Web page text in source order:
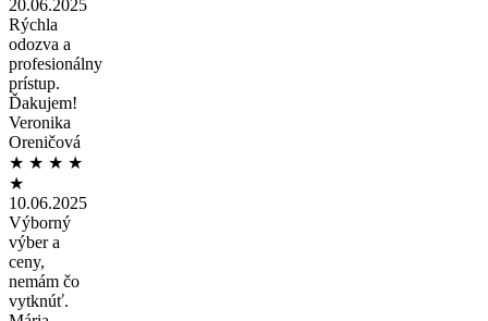
20.06.2025
Rýchla
odozva a
profesionálny
prístup.
Ďakujem!
Veronika
Oreničová
★ ★ ★ ★
★
10.06.2025
Výborný
výber a
ceny,
nemám čo
vytknúť.